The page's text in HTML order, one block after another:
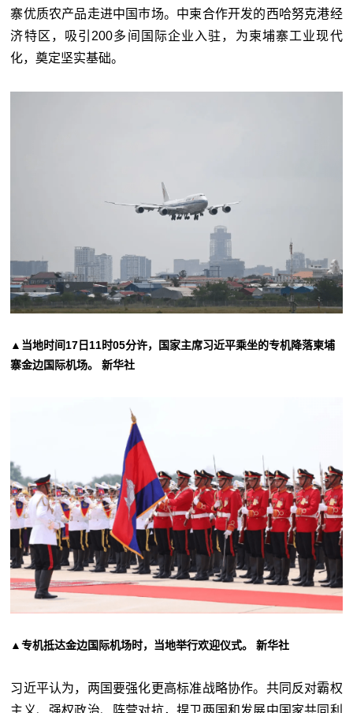
寨优质农产品走进中国巿场。中柬合作开发的西哈努克港经
济特区，吸引200多间国际企业入驻，为柬埔寨工业现代
化，奠定坚实基础。
▲当地时间17日11时05分许，国家主席习近平乘坐的专机降落柬埔
寨金边国际机场。 新华社
▲专机抵达金边国际机场时，当地举行欢迎仪式。 新华社
习近平认为，两国要强化更高标准战略协作。共同反对霸权
主义、强权政治、阵营对抗，捍卫两国和发展中国家共同利